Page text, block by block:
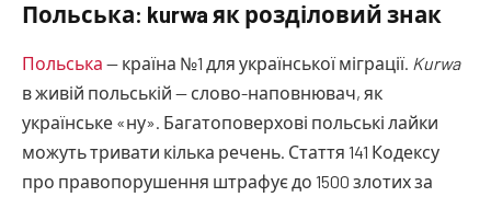
Польська: kurwa як розділовий знак
Польська — країна №1 для української міграції. Kurwa
в живій польській — слово-наповнювач, як
українське «ну». Багатоповерхові польські лайки
можуть тривати кілька речень. Стаття 141 Кодексу
про правопорушення штрафує до 1500 злотих за